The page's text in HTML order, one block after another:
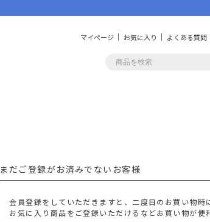
キャディバッグ
バッグ/ポーチ
財布
キーホルダ
CABINZERO UNBY
マイページ お気に入り よくある質問
まだご登録がお済みでないお客様
会員登録をしていただきますと、二度目のお買い物時
お気に入り商品をご登録いただけるなどお買い物が便